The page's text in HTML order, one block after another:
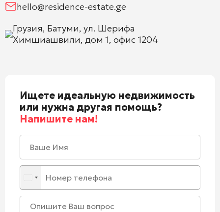
hello@residence-estate.ge
Грузия, Батуми, ул. Шерифа
Химшиашвили, дом 1, офис 1204
Ищете идеальную недвижимость
или нужна другая помощь?
Напишите нам!